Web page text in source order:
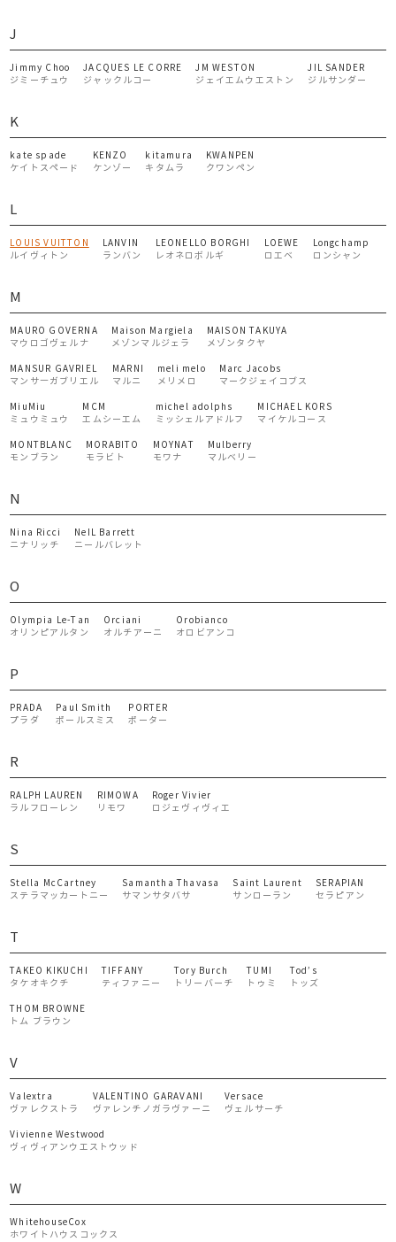
J
Jimmy Choo
ジミーチュウ
JACQUES LE CORRE
ジャックルコー
JM WESTON
ジェイエムウエストン
JIL SANDER
ジルサンダー
K
kate spade
ケイトスペード
KENZO
ケンゾー
kitamura
キタムラ
KWANPEN
クワンペン
L
LOUIS VUITTON
ルイヴィトン
LANVIN
ランバン
LEONELLO BORGHI
レオネロボルギ
LOEWE
ロエベ
Longchamp
ロンシャン
M
MAURO GOVERNA
マウロゴヴェルナ
Maison Margiela
メゾンマルジェラ
MAISON TAKUYA
メゾンタクヤ
MANSUR GAVRIEL
マンサ―ガブリエル
MARNI
マルニ
meli melo
メリメロ
Marc Jacobs
マークジェイコブス
MiuMiu
ミュウミュウ
MCM
エムシーエム
michel adolphs
ミッシェルアドルフ
MICHAEL KORS
マイケルコース
MONTBLANC
モンブラン
MORABITO
モラビト
MOYNAT
モワナ
Mulberry
マルベリー
N
Nina Ricci
ニナリッチ
NeIL Barrett
ニールバレット
O
Olympia Le-Tan
オリンピアルタン
Orciani
オルチアーニ
Orobianco
オロビアンコ
P
PRADA
プラダ
Paul Smith
ポールスミス
PORTER
ポーター
R
RALPH LAUREN
ラルフローレン
RIMOWA
リモワ
Roger Vivier
ロジェヴィヴィエ
S
Stella McCartney
ステラマッカートニー
Samantha Thavasa
サマンサタバサ
Saint Laurent
サンローラン
SERAPIAN
セラピアン
T
TAKEO KIKUCHI
タケオキクチ
TIFFANY
ティファニー
Tory Burch
トリーバーチ
TUMI
トゥミ
Tod’s
トッズ
THOM BROWNE
トム ブラウン
V
Valextra
ヴァレクストラ
VALENTINO GARAVANI
ヴァレンチノガラヴァーニ
Versace
ヴェルサーチ
Vivienne Westwood
ヴィヴィアンウエストウッド
W
WhitehouseCox
ホワイトハウスコックス